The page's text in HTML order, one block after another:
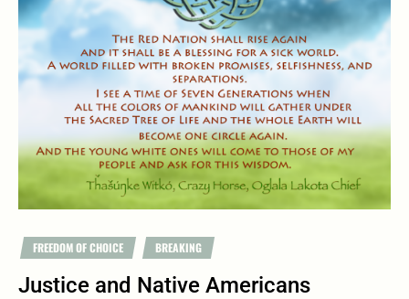
FREEDOM OF CHOICE BREAKING
Justice and Native Americans